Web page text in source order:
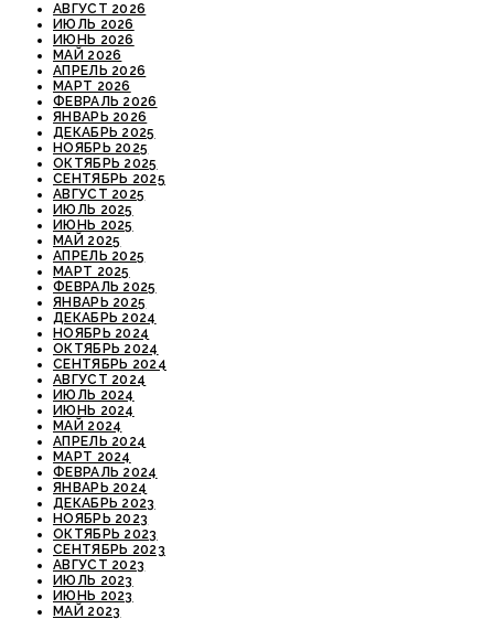
АВГУСТ 2026
ИЮЛЬ 2026
ИЮНЬ 2026
МАЙ 2026
АПРЕЛЬ 2026
МАРТ 2026
ФЕВРАЛЬ 2026
ЯНВАРЬ 2026
ДЕКАБРЬ 2025
НОЯБРЬ 2025
ОКТЯБРЬ 2025
СЕНТЯБРЬ 2025
АВГУСТ 2025
ИЮЛЬ 2025
ИЮНЬ 2025
МАЙ 2025
АПРЕЛЬ 2025
МАРТ 2025
ФЕВРАЛЬ 2025
ЯНВАРЬ 2025
ДЕКАБРЬ 2024
НОЯБРЬ 2024
ОКТЯБРЬ 2024
СЕНТЯБРЬ 2024
АВГУСТ 2024
ИЮЛЬ 2024
ИЮНЬ 2024
МАЙ 2024
АПРЕЛЬ 2024
МАРТ 2024
ФЕВРАЛЬ 2024
ЯНВАРЬ 2024
ДЕКАБРЬ 2023
НОЯБРЬ 2023
ОКТЯБРЬ 2023
СЕНТЯБРЬ 2023
АВГУСТ 2023
ИЮЛЬ 2023
ИЮНЬ 2023
МАЙ 2023